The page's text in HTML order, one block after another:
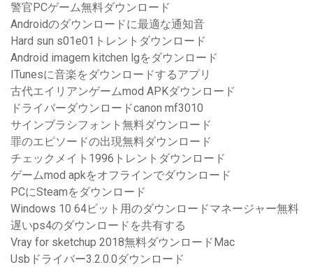
警官PCゲーム無料ダウンロード
Androidのダウンロードに最適な通知音
Hard sun s01e01トレントダウンロード
Android imagem kitchen lgをダウンロード
ITunesに音楽をダウンロードするアプリ
古代エイリアンゲームmod APKダウンロード
ドライバーダウンロードcanon mf3010
サインブラシフォント無料ダウンロード
罪のエピソードの出現無料ダウンロード
チェックメイト1996トレントダウンロード
ゲームmod apkをオフラインでダウンロード
PCにSteamをダウンロード
Windows 10 64ビット用のダウンロードマネージャー無料
遅いps4のダウンロードを共有する
Vray for sketchup 2018無料ダウンロードMac
Usbドライバー3.2.0.0ダウンロード